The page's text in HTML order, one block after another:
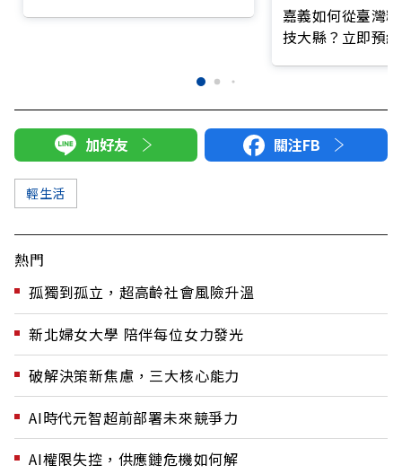
嘉義如何從臺灣
技大縣？立即預
加好友 關注FB
輕生活
熱門
孤獨到孤立，超高齡社會風險升溫
新北婦女大學 陪伴每位女力發光
破解決策新焦慮，三大核心能力
AI時代元智超前部署未來競爭力
AI權限失控，供應鏈危機如何解